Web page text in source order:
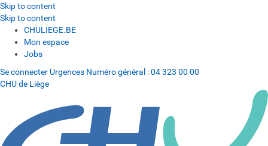
Skip to content
Skip to content
CHULIEGE.BE
Mon espace
Jobs
Se connecter Urgences Numéro général :04 323 00 00
CHU de Liège